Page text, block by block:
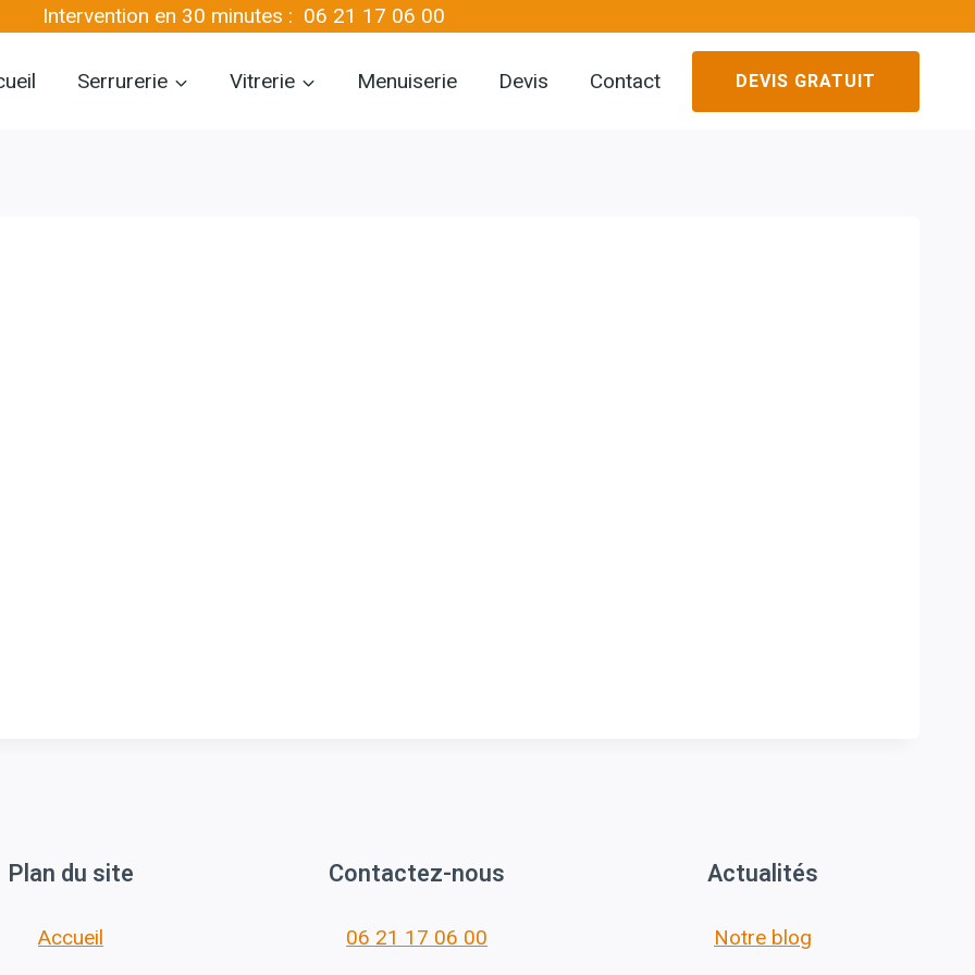
Intervention en 30 minutes : 06 21 17 06 00
Serrurerie Vitrerie Menuiserie Devis Contact DEVIS GRATUIT
Plan du site
Accueil
Contactez-nous
06 21 17 06 00
Actualités
Notre blog